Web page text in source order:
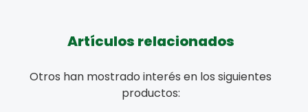
Artículos relacionados
Otros han mostrado interés en los siguientes
productos: